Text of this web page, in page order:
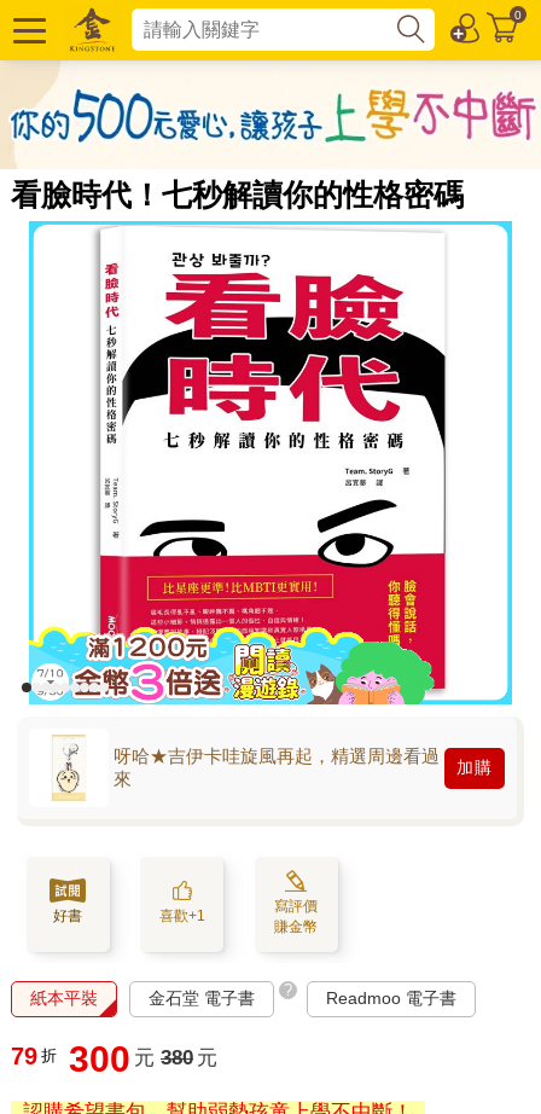
0
看臉時代！七秒解讀你的性格密碼
呀哈★吉伊卡哇旋風再起，精選周邊看過
來
加購
好書 喜歡+1
寫評價
賺金幣
紙本平裝 金石堂 電子書 ? Readmoo 電子書
79 折 300 元 380 元